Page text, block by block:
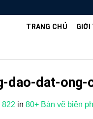
TRANG CHỦ GIỚI
dao-dat-
822 in 80+ Bản vẽ biện